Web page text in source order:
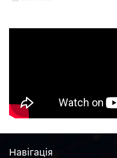
Навiгацiя